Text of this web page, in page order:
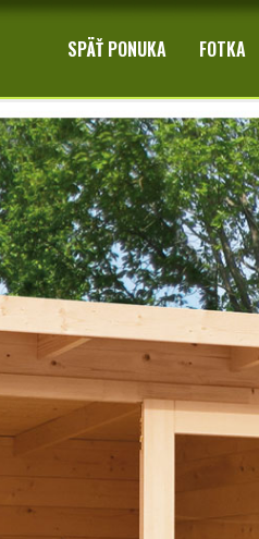
SPÄŤ PONUKA FOTKA